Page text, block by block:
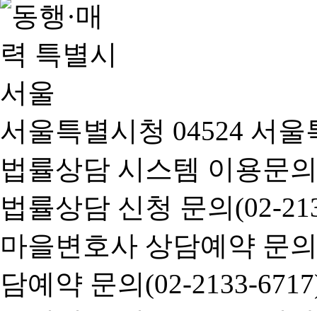
서울특별시청 04524 서
법률상담 시스템 이용문
법률상담 신청 문의(02-
마을변호사 상담예약 문
담예약 문의(02-2133-